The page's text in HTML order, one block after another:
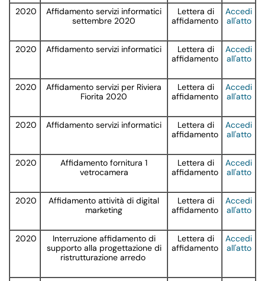
2020
Affidamento servizi informatici
settembre 2020
Lettera di
affidamento
Accedi
all'atto
2020 Affidamento servizi informatici
Lettera di
affidamento
Accedi
all'atto
2020
Affidamento servizi per Riviera
Fiorita 2020
Lettera di
affidamento
Accedi
all'atto
2020 Affidamento servizi informatici
Lettera di
affidamento
Accedi
all'atto
2020
Affidamento fornitura 1
vetrocamera
Lettera di
affidamento
Accedi
all'atto
2020
Affidamento attività di digital
marketing
Lettera di
affidamento
Accedi
all'atto
2020
Interruzione affidamento di
supporto alla progettazione di
ristrutturazione arredo
Lettera di
affidamento
Accedi
all'atto